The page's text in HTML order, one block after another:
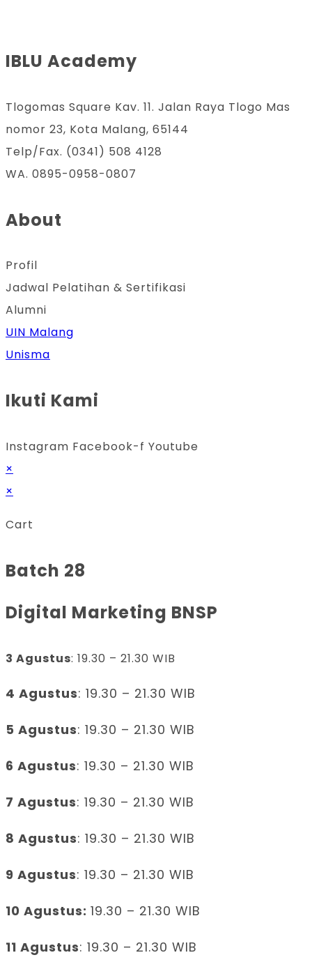
IBLU Academy
Tlogomas Square Kav. 11. Jalan Raya Tlogo Mas
nomor 23, Kota Malang, 65144
Telp/Fax. (0341) 508 4128
WA. 0895-0958-0807
About
Profil
Jadwal Pelatihan & Sertifikasi
Alumni
UIN Malang
Unisma
Ikuti Kami
Instagram Facebook-f Youtube
×
×
Cart
Batch 28
Digital Marketing BNSP
3 Agustus: 19.30 – 21.30 WIB
4 Agustus: 19.30 – 21.30 WIB
5 Agustus: 19.30 – 21.30 WIB
6 Agustus: 19.30 – 21.30 WIB
7 Agustus: 19.30 – 21.30 WIB
8 Agustus: 19.30 – 21.30 WIB
9 Agustus: 19.30 – 21.30 WIB
10 Agustus: 19.30 – 21.30 WIB
11 Agustus: 19.30 – 21.30 WIB